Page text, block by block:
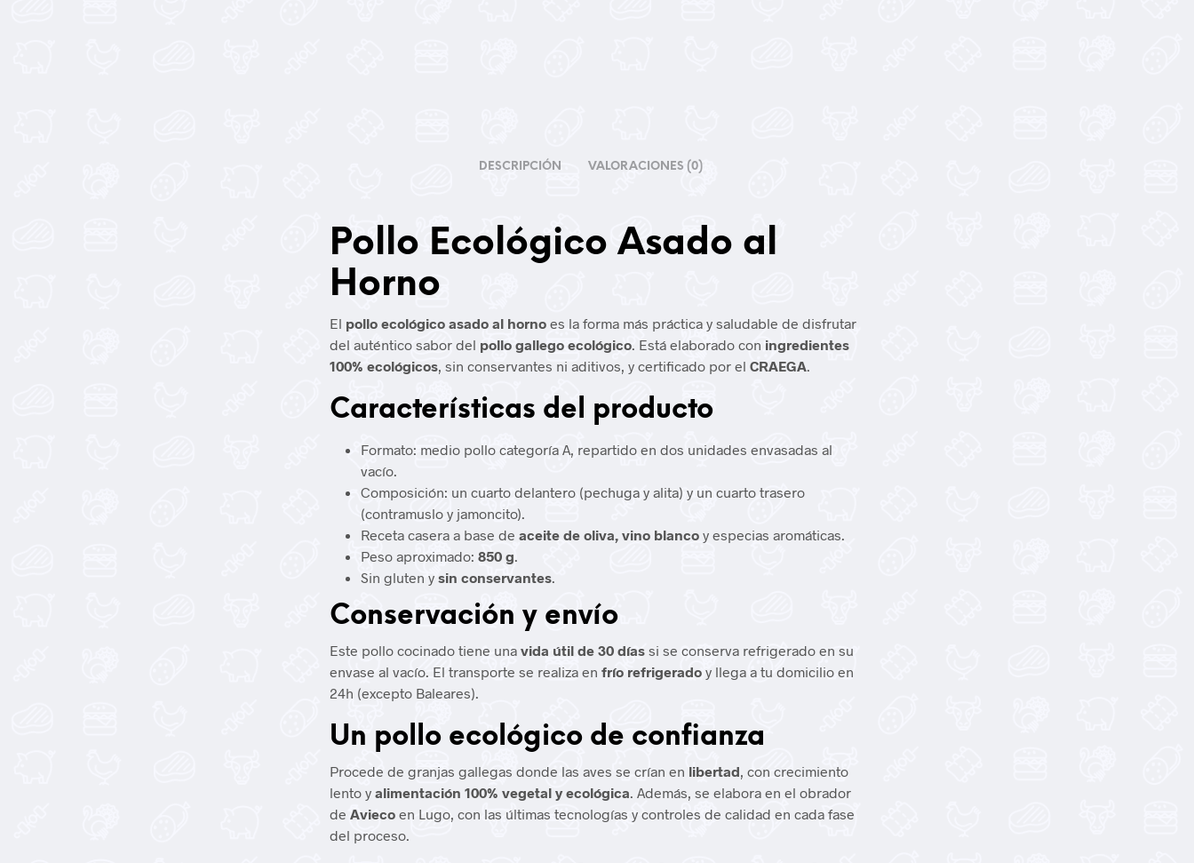
DESCRIPCIÓN VALORACIONES (0)
Pollo Ecológico Asado al
Horno
El pollo ecológico asado al horno es la forma más práctica y saludable de disfrutar
del auténtico sabor del pollo gallego ecológico . Está elaborado con ingredientes
100% ecológicos , sin conservantes ni aditivos, y certificado por el CRAEGA
Características del producto
Formato: medio pollo categoría A, repartido en dos unidades envasadas al
vacío.
Composición: un cuarto delantero (pechuga y alita) y un cuarto trasero
(contramuslo y jamoncito).
Receta casera a base de aceite de oliva, vino blanco y especias aromáticas.
Peso aproximado: 850 g
Sin gluten y sin conservantes
Conservación y envío
Este pollo cocinado tiene una vida útil de 30 días si se conserva refrigerado en su
envase al vacío. El transporte se realiza en frío refrigerado y llega a tu domicilio en
24h (excepto Baleares).
Un pollo ecológico de confianza
Procede de granjas gallegas donde las aves se crían en libertad , con crecimiento
lento y alimentación 100% vegetal y ecológica . Además, se elabora en el obrador
de Avieco en Lugo, con las últimas tecnologías y controles de calidad en cada fase
del proceso.